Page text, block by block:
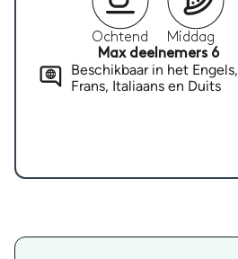
Ochtend
Middag
Max deelnemers 6
Beschikbaar in het Engels,
Frans, Italiaans en Duits